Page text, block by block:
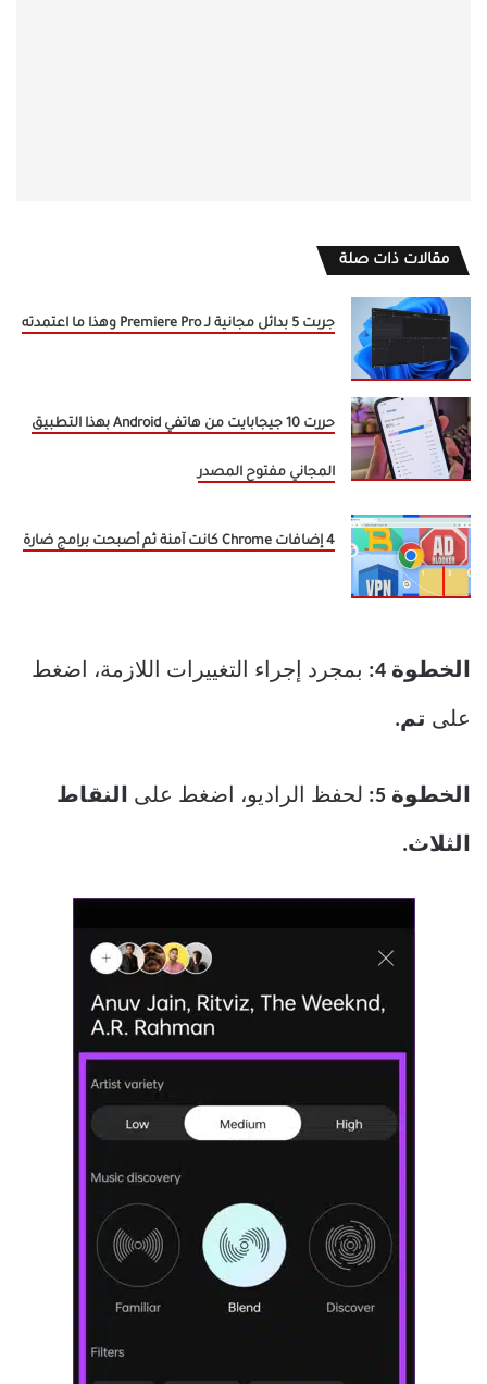
مقالات ذات صلة
جربت 5 بدائل مجانية لـ Premiere Pro وهذا ما اعتمدته
حررت 10 جيجابايت من هاتفي Android بهذا التطبيق
المجاني مفتوح المصدر
4 إضافات Chrome كانت آمنة ثم أصبحت برامج ضارة
الخطوة 4: بمجرد إجراء التغييرات اللازمة، اضغط
على تم.
الخطوة 5: لحفظ الراديو، اضغط على النقاط
الثلاث.